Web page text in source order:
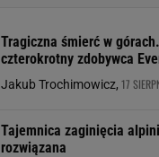
Tragiczna śmierć w
czterokrotny zdobywca
Jakub Trochimowicz, 17
Tajemnica zaginięcia
rozwiązana